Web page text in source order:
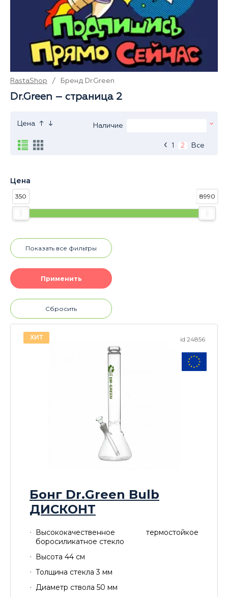
RastaShop / Бренд Dr.Green
Dr.Green – страница 2
Цена ↑ ↓ Наличие
‹ 1 2 Все
Цена
350 8990
Показать все фильтры
Сбросить
id 24856
ХИТ
Бонг Dr.Green Bulb
ДИСКОНТ
Высококачественное термостойкое
боросиликатное стекло
Высота 44 см
Толщина стекла 3 мм
Диаметр ствола 50 мм